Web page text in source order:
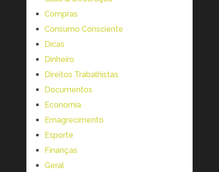
Compras
Consumo Consciente
Dicas
Dinheiro
Direitos Trabalhistas
Documentos
Economia
Emagrecimento
Esporte
Finanças
Geral